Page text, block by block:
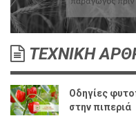
ΤΕΧΝΙΚΗ
Οδηγίες
στην πιπεριά